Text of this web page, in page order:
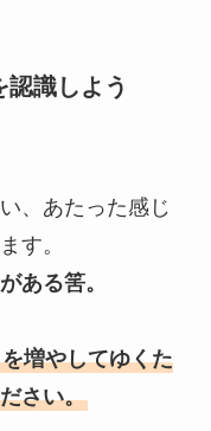
認識しよう
、あたった感じ
す。
ある筈。
増やしてゆくた
さい。